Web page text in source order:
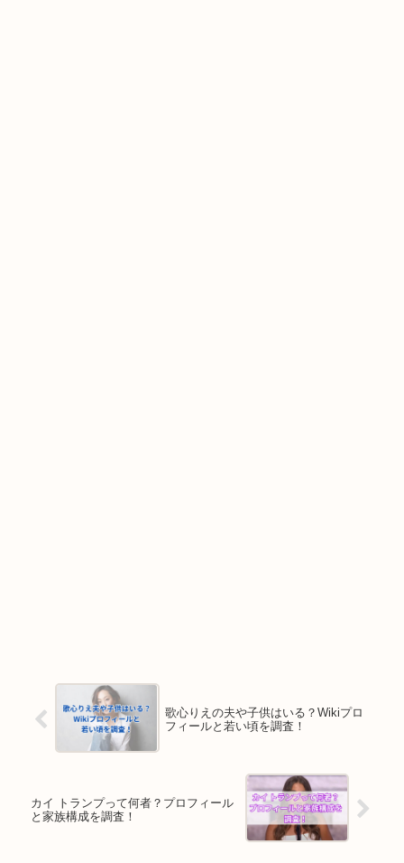
歌心りえの夫や子供はいる？Wikiプロ
フィールと若い頃を調査！
カイ トランプって何者？プロフィール
と家族構成を調査！